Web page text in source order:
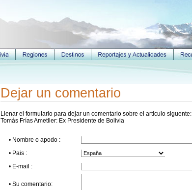
Dejar un comentario
Llenar el formulario para dejar un comentario sobre el articulo siguente:
Tomás Frías Ametller: Ex Presidente de Bolivia
• Nombre o apodo :
• Pais :
• E-mail :
• Su comentario: